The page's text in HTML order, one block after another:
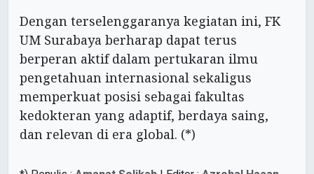
Dengan terselenggaranya kegiatan ini, FK
UM Surabaya berharap dapat terus
berperan aktif dalam pertukaran ilmu
pengetahuan internasional sekaligus
memperkuat posisi sebagai fakultas
kedokteran yang adaptif, berdaya saing,
dan relevan di era global. (*)